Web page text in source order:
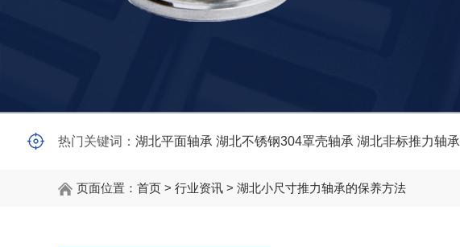
热门关键词： 湖北平面轴承 湖北不锈钢304罩壳轴承 湖北非标推力轴承
页面位置： 首页 > 行业资讯 > 湖北小尺寸推力轴承的保养方法